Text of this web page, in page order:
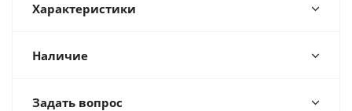
Характеристики
Наличие
Задать вопрос